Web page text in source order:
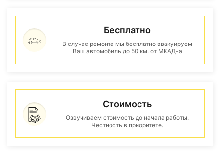
Бесплатно
В случае ремонта мы бесплатно эвакуируем
Ваш автомобиль до 50 км. от МКАД-а
Стоимость
Озвучиваем стоимость до начала работы.
Честность в приоритете.